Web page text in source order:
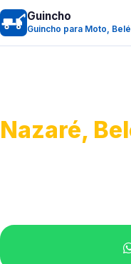
Guincho
Guincho para Moto,
Nazaré,